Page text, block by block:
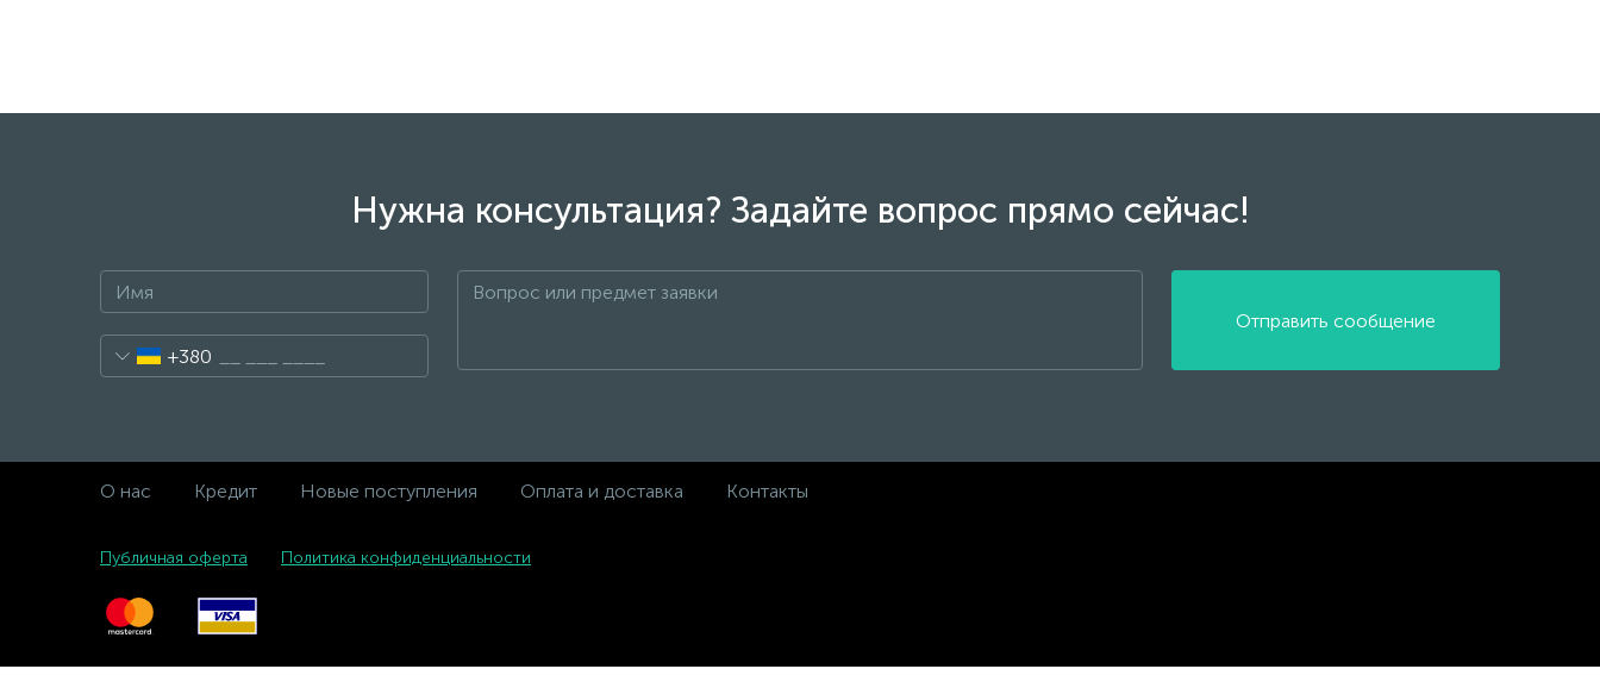
Нужна консультация? Задайте вопрос прямо сейчас!
+380
Отправить сообщение
О нас Кредит Новые поступления Оплата и доставка Контакты
Публичная оферта Политика конфиденциальности